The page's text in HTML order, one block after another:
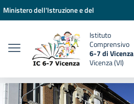
Vai ai contenuti
Vai al menu di navigazione
Vai al footer
Ministero dell'Istruzione e del
Istituto
Comprensivo
6-7 di Vicenza
Vicenza (VI)